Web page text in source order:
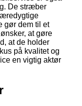
De stræber
gør dem til et
at gøre
at de holder
på kvalitet og
en vigtig aktør